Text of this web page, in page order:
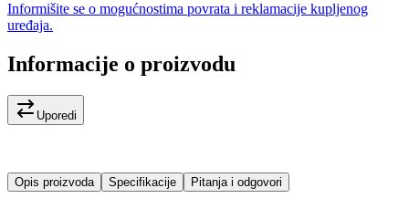
Informišite se o mogućnostima povrata i reklamacije kupljenog
uređaja.
Informacije o proizvodu
Uporedi
Opis proizvoda Specifikacije Pitanja i odgovori